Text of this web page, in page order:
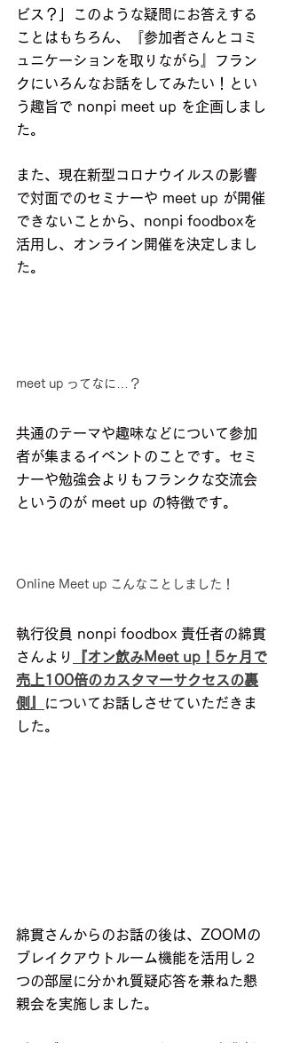
ビス？」このような疑問にお答えする
ことはもちろん、『参加者さんとコミ
ュニケーションを取りながら』フラン
クにいろんなお話をしてみたい！とい
う趣旨で nonpi meet up を企画しまし
た。
また、現在新型コロナウイルスの影響
で対面でのセミナーや meet up が開催
できないことから、nonpi foodboxを
活用し、オンライン開催を決定しまし
た。
meet up ってなに…？
共通のテーマや趣味などについて参加
者が集まるイベントのことです。セミ
ナーや勉強会よりもフランクな交流会
というのが meet up の特徴です。
Online Meet up こんなことしました！
執行役員 nonpi foodbox 責任者の綿貫
さんより
『オン飲みMeet up！5ヶ月で
売上100倍のカスタマーサクセスの裏
側』
についてお話しさせていただきま
した。
綿貫さんからのお話の後は、ZOOMの
ブレイクアウトルーム機能を活用し２
つの部屋に分かれ質疑応答を兼ねた懇
親会を実施しました。